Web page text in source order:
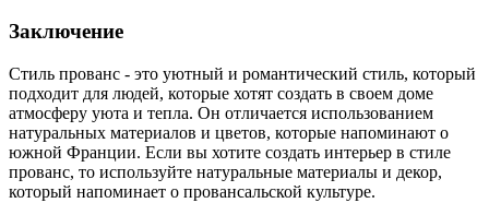
Заключение
Стиль прованс - это уютный и романтический стиль, который
подходит для людей, которые хотят создать в своем доме
атмосферу уюта и тепла. Он отличается использованием
натуральных материалов и цветов, которые напоминают о
южной Франции. Если вы хотите создать интерьер в стиле
прованс, то используйте натуральные материалы и декор,
который напоминает о провансальской культуре.